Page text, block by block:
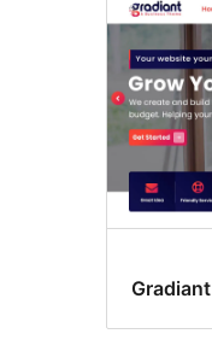
Gradiant